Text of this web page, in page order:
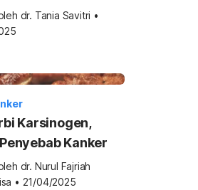
dr. Tania Savitri •
Karsinogen,
Kanker
dr. Nurul Fajriah
• 21/04/2025